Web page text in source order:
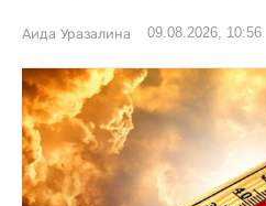
Аида Уразалина 09.08.2026, 10:56